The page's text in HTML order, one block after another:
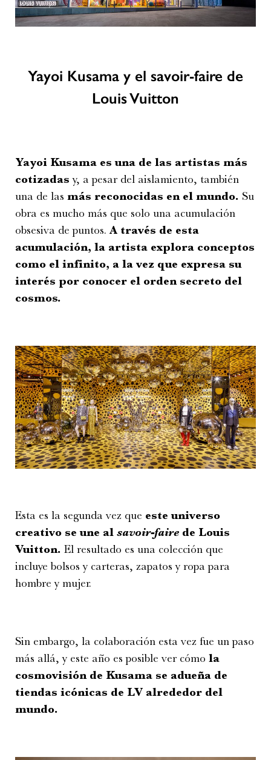
Yayoi Kusama y el savoir-faire de
Louis Vuitton
Yayoi Kusama es una de las artistas más
cotizadas y, a pesar del aislamiento, también
una de las más reconocidas en el mundo. Su
obra es mucho más que solo una acumulación
obsesiva de puntos. A través de esta
acumulación, la artista explora conceptos
como el infinito, a la vez que expresa su
interés por conocer el orden secreto del
cosmos.
Esta es la segunda vez que este universo
creativo se une al savoir-faire de Louis
Vuitton. El resultado es una colección que
incluye bolsos y carteras, zapatos y ropa para
hombre y mujer.
Sin embargo, la colaboración esta vez fue un paso
más allá, y este año es posible ver cómo la
cosmovisión de Kusama se adueña de
tiendas icónicas de LV alrededor del
mundo.